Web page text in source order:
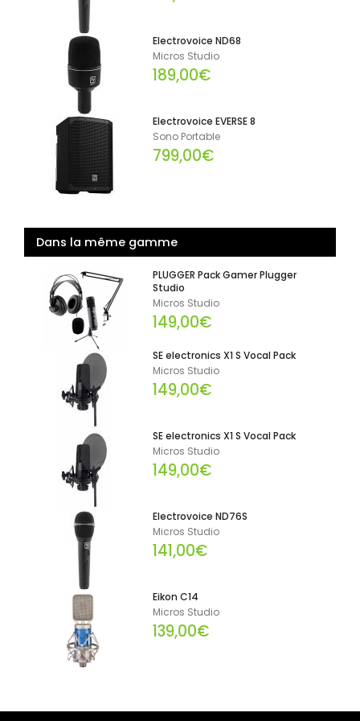
Electrovoice ND68
Micros Studio
189,00€
Electrovoice EVERSE 8
Sono Portable
799,00€
Dans la même gamme
PLUGGER Pack Gamer Plugger
Studio
Micros Studio
149,00€
SE electronics X1 S Vocal Pack
Micros Studio
149,00€
SE electronics X1 S Vocal Pack
Micros Studio
149,00€
Electrovoice ND76S
Micros Studio
141,00€
Eikon C14
Micros Studio
139,00€